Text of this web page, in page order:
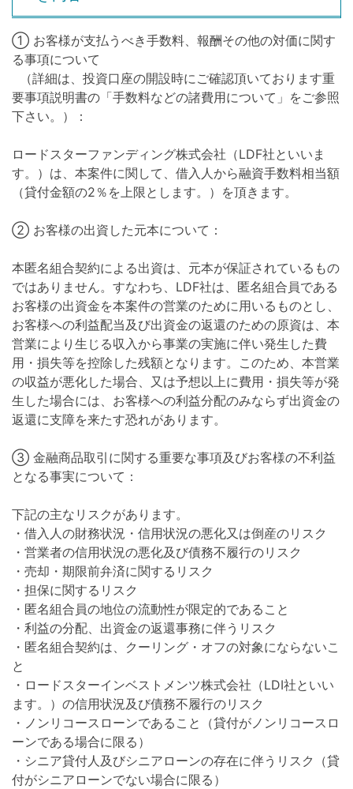
① お客様が支払うべき手数料、報酬その他の対価に関す
る事項について
（詳細は、投資口座の開設時にご確認頂いております重
要事項説明書の「手数料などの諸費用について」をご参照
下さい。）：
ロードスターファンディング株式会社（LDF社といいま
す。）は、本案件に関して、借入人から融資手数料相当額
（貸付金額の2％を上限とします。）を頂きます。
② お客様の出資した元本について：
本匿名組合契約による出資は、元本が保証されているもの
ではありません。すなわち、LDF社は、匿名組合員である
お客様の出資金を本案件の営業のために用いるものとし、
お客様への利益配当及び出資金の返還のための原資は、本
営業により生じる収入から事業の実施に伴い発生した費
用・損失等を控除した残額となります。このため、本営業
の収益が悪化した場合、又は予想以上に費用・損失等が発
生した場合には、お客様への利益分配のみならず出資金の
返還に支障を来たす恐れがあります。
③ 金融商品取引に関する重要な事項及びお客様の不利益
となる事実について：
下記の主なリスクがあります。
・借入人の財務状況・信用状況の悪化又は倒産のリスク
・営業者の信用状況の悪化及び債務不履行のリスク
・売却・期限前弁済に関するリスク
・担保に関するリスク
・匿名組合員の地位の流動性が限定的であること
・利益の分配、出資金の返還事務に伴うリスク
・匿名組合契約は、クーリング・オフの対象にならないこ
と
・ロードスターインベストメンツ株式会社（LDI社といい
ます。）の信用状況及び債務不履行のリスク
・ノンリコースローンであること（貸付がノンリコースロ
ーンである場合に限る）
・シニア貸付人及びシニアローンの存在に伴うリスク（貸
付がシニアローンでない場合に限る）